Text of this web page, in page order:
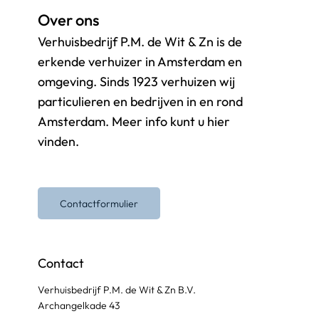
Contact
Verhuisbedrijf P.M. de Wit & Zn B.V.
Archangelkade 43
Over ons
Verhuisbedrijf P.M. de Wit & Zn is de
erkende verhuizer in Amsterdam en
omgeving. Sinds 1923 verhuizen wij
particulieren en bedrijven in en rond
Amsterdam. Meer info kunt u hier
vinden.
Contactformulier